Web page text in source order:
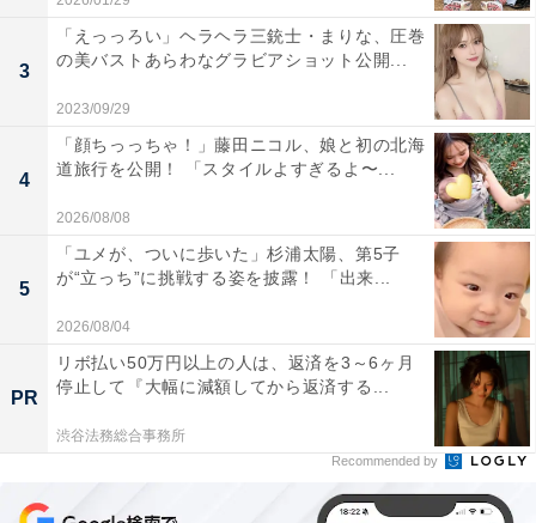
3
「えっっろい」ヘラヘラ三銃士・まりな、圧巻
の美バストあらわなグラビアショット公開...
2023/09/29
4
「顔ちっっちゃ！」藤田ニコル、娘と初の北海
道旅行を公開！ 「スタイルよすぎるよ〜...
2026/08/08
5
「ユメが、ついに歩いた」杉浦太陽、第5子
が“立っち”に挑戦する姿を披露！ 「出来...
2026/08/04
PR
リボ払い50万円以上の人は、返済を3～6ヶ月
停止して『大幅に減額してから返済する...
渋谷法務総合事務所
Recommended by